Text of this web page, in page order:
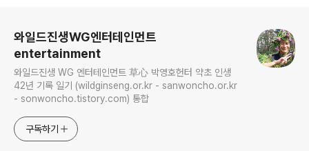
와일드진생WG엔터테인먼트
entertainment
와일드진생 WG 엔터테인먼트 草心 박영호헌터 약초 인생
42년 기록 일기 (wildginseng.or.kr - sanwoncho.or.kr
- sonwoncho.tistory.com) 통합
구독하기